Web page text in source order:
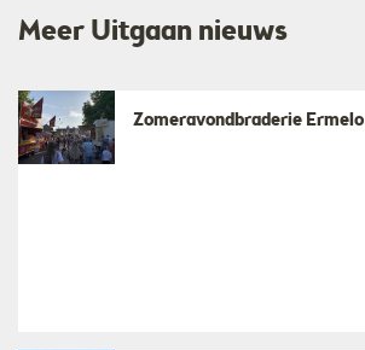
Meer Uitgaan nieuws
Zomeravondbraderie Ermelo